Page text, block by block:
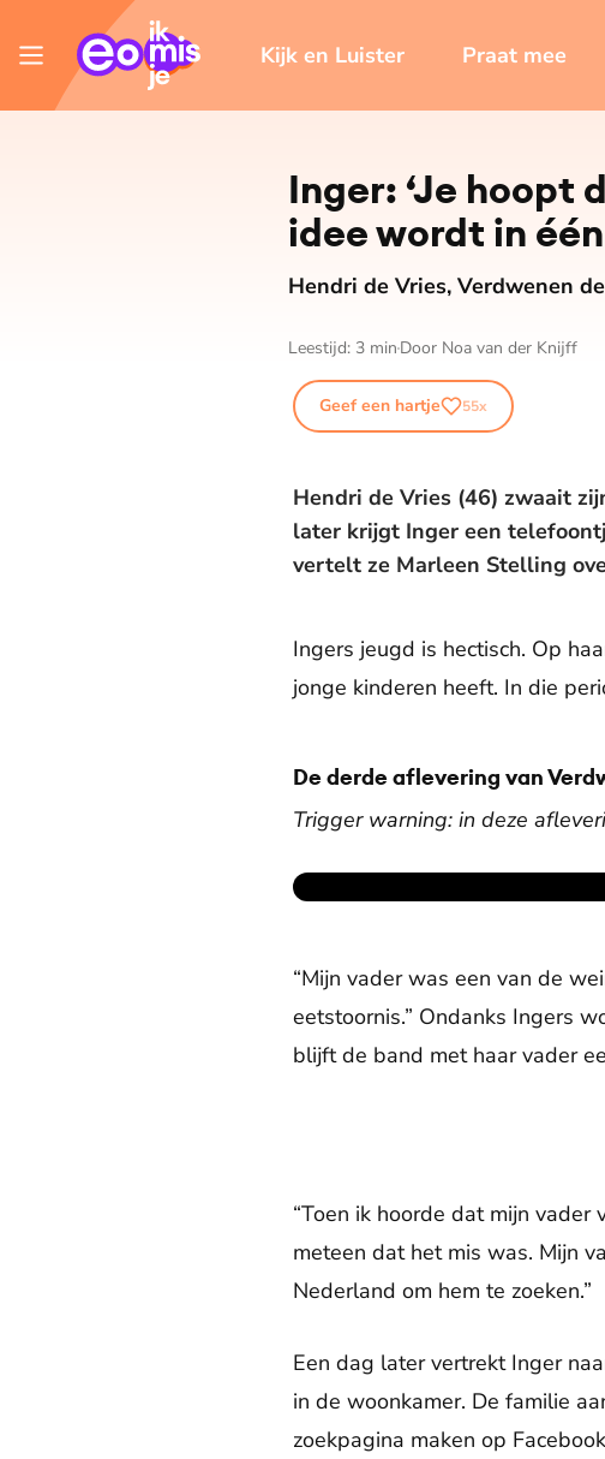
Kijk en Luister Praat mee
Inger: ‘Je hoopt
idee wordt in
Hendri de Vries, Verdwenen
Leestijd: 3 min Door Noa van der Knijff
Geef een hartje 55x
Hendri de Vries (46) zwaait
later krijgt Inger een
vertelt ze Marleen Stelling
Ingers jeugd is hectisch. Op
jonge kinderen heeft. In die
De derde aflevering van
Trigger warning: in deze
“Mijn vader was een van de
eetstoornis.” Ondanks Ingers
blijft de band met haar vader
“Toen ik hoorde dat mijn
meteen dat het mis was. Mijn
Nederland om hem te zoeken.”
Een dag later vertrekt Inger
in de woonkamer. De familie
zoekpagina maken op